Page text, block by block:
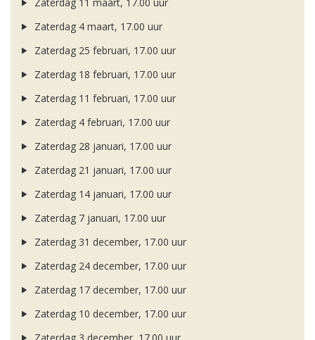
Zaterdag 11 maart, 17.00 uur
Zaterdag 4 maart, 17.00 uur
Zaterdag 25 februari, 17.00 uur
Zaterdag 18 februari, 17.00 uur
Zaterdag 11 februari, 17.00 uur
Zaterdag 4 februari, 17.00 uur
Zaterdag 28 januari, 17.00 uur
Zaterdag 21 januari, 17.00 uur
Zaterdag 14 januari, 17.00 uur
Zaterdag 7 januari, 17.00 uur
Zaterdag 31 december, 17.00 uur
Zaterdag 24 december, 17.00 uur
Zaterdag 17 december, 17.00 uur
Zaterdag 10 december, 17.00 uur